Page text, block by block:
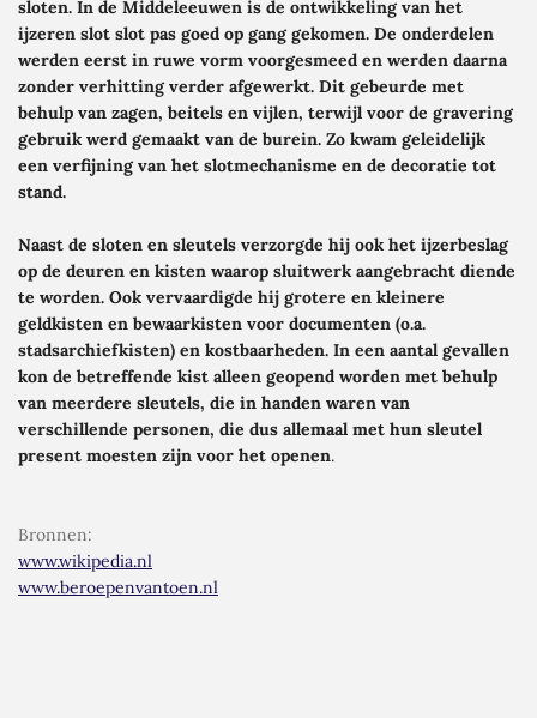
sloten. In de Middeleeuwen is de ontwikkeling van het
ijzeren slot slot pas goed op gang gekomen. De onderdelen
werden eerst in ruwe vorm voorgesmeed en werden daarna
zonder verhitting verder afgewerkt. Dit gebeurde met
behulp van zagen, beitels en vijlen, terwijl voor de gravering
gebruik werd gemaakt van de burein. Zo kwam geleidelijk
een verfijning van het slotmechanisme en de decoratie tot
stand.
Naast de sloten en sleutels verzorgde hij ook het ijzerbeslag
op de deuren en kisten waarop sluitwerk aangebracht diende
te worden. Ook vervaardigde hij grotere en kleinere
geldkisten en bewaarkisten voor documenten (o.a.
stadsarchiefkisten) en kostbaarheden. In een aantal gevallen
kon de betreffende kist alleen geopend worden met behulp
van meerdere sleutels, die in handen waren van
verschillende personen, die dus allemaal met hun sleutel
present moesten zijn voor het openen.
Bronnen:
www.wikipedia.nl
www.beroepenvantoen.nl